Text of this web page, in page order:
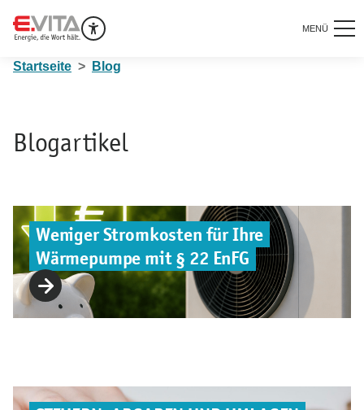
MENÜ
Startseite Blog
Blogartikel
Weniger Stromkosten für Ihre
Wärmepumpe mit § 22 EnFG